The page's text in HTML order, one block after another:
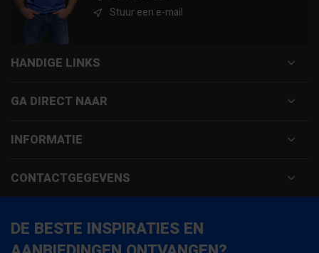
Stuur een e-mail
HANDIGE LINKS
GA DIRECT NAAR
INFORMATIE
CONTACTGEGEVENS
DE BESTE INSPIRATIES EN